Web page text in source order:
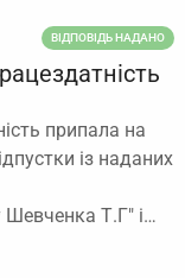
ВІДПОВІДЬ НАДАНО
припала на
із наданих
Шевченка Т.Г" і…